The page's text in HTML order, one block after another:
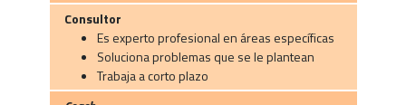
Consultor
Es experto profesional en áreas específicas
Soluciona problemas que se le plantean
Trabaja a corto plazo